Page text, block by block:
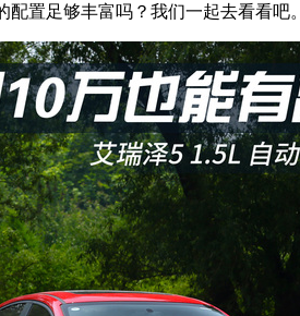
置足够丰富吗？我们一起去看看吧。